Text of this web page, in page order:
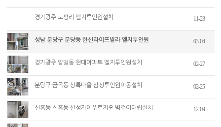
경기광주 도평리 엘지투인원설치 11-23
성남 분당구 분당동 한신라이프빌라 엘지투인원 03-04
경기광주 양벌동 현대아파트 엘지투인원설치 02-27
분당구 금곡동 상록마을 삼성투인원이동설치 02-25
신흥동 신흥동 산성자이푸르지오 벽걸이매립설치 12-09